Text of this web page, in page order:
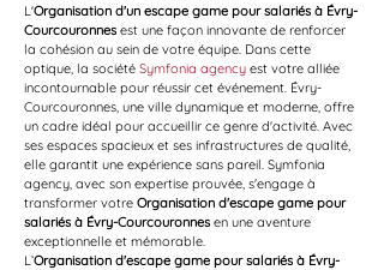
L'Organisation d'un escape game pour salariés à Évry-
Courcouronnes est une façon innovante de renforcer
la cohésion au sein de votre équipe. Dans cette
optique, la société Symfonia agency est votre alliée
incontournable pour réussir cet événement. Évry-
Courcouronnes, une ville dynamique et moderne, offre
un cadre idéal pour accueillir ce genre d'activité. Avec
ses espaces spacieux et ses infrastructures de qualité,
elle garantit une expérience sans pareil. Symfonia
agency, avec son expertise prouvée, s'engage à
transformer votre Organisation d'escape game pour
salariés à Évry-Courcouronnes en une aventure
exceptionnelle et mémorable.
L’Organisation d'escape game pour salariés à Évry-